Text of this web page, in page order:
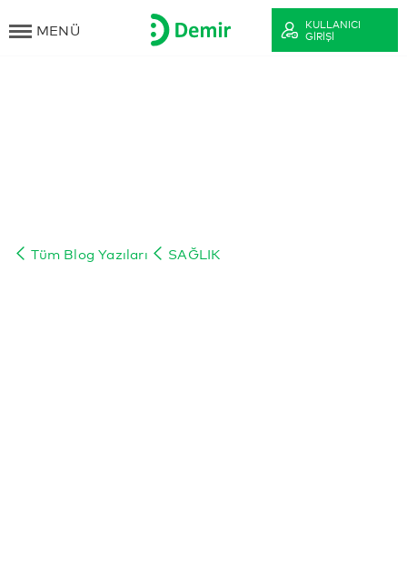
MENÜ
KULLANICI
GIRIŞI
Tüm Blog Yazıları SAĞLIK